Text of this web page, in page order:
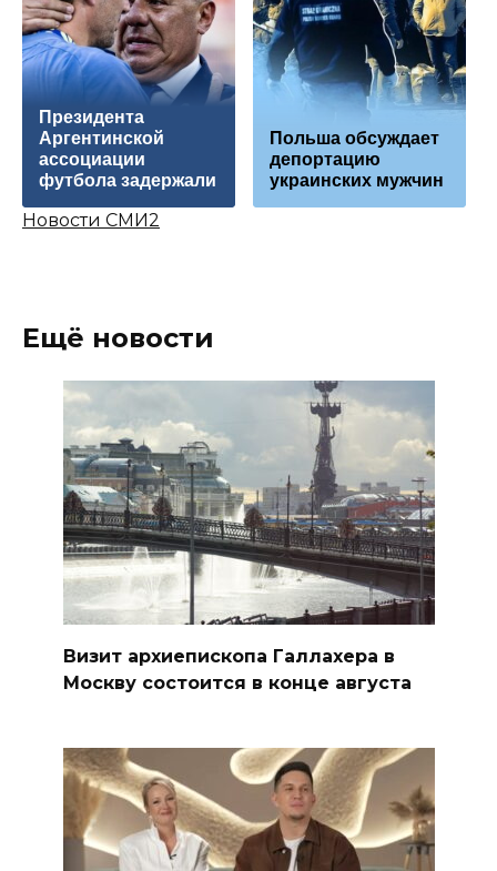
Президента
Аргентинской
ассоциации
футбола задержали
Польша обсуждает
депортацию
украинских мужчин
Новости СМИ2
Ещё новости
Визит архиепископа Галлахера в
Москву состоится в конце августа